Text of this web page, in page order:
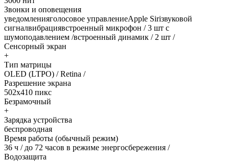
Звонки и оповещения
уведомленияголосовое управлениеApple Siriзвуковой
сигналвибрациявстроенный микрофон / 3 шт с
шумоподавлением /встроенный динамик / 2 шт /
Сенсорный экран
+
Тип матрицы
OLED (LTPO) / Retina /
Разрешение экрана
502x410 пикс
Безрамочный
+
Зарядка устройства
беспроводная
Время работы (обычный режим)
36 ч / до 72 часов в режиме энергосбережения /
Водозащита